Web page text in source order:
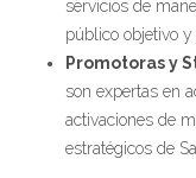
servicios de
público objetivo
Promotoras y
son expertas en
activaciones de
estratégicos de